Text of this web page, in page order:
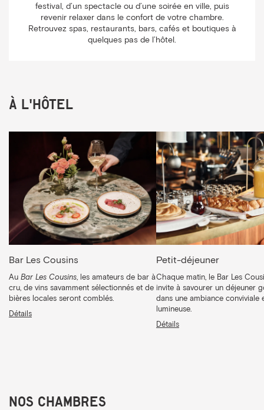
festival, d’un spectacle ou d’une soirée en ville, puis
revenir relaxer dans le confort de votre chambre.
Retrouvez spas, restaurants, bars, cafés et boutiques à
quelques pas de l’hôtel.
À l'hôtel
Bar Les Cousins
Au Bar Les Cousins, les amateurs de bar à
cru, de vins savamment sélectionnés et de
bières locales seront comblés.
Détails
Petit-déjeuner
Chaque matin, le Bar Les
invite à savourer un déjeuner
dans une ambiance conviviale
lumineuse.
Détails
Nos chambres